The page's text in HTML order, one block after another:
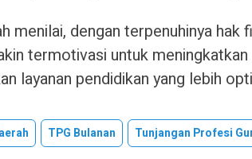
menilai, dengan terpenuhinya hak
termotivasi untuk
layanan pendidikan yang lebih
TPG Bulanan Tunjangan Profesi